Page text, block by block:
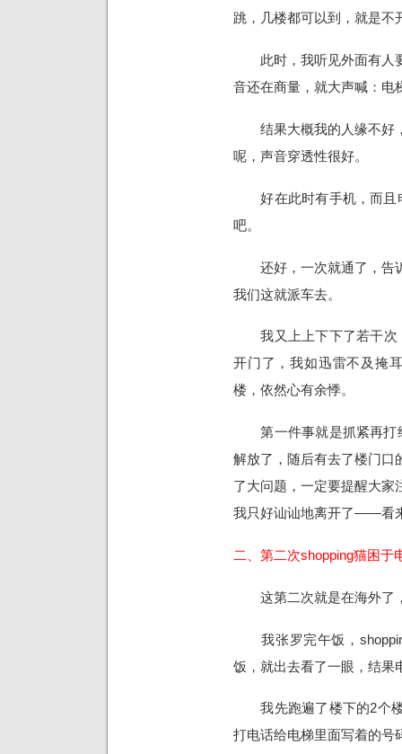
跳，几楼都可以到，就是不
此时，我听见外面有人
音还在商量，就大声喊：电
结果大概我的人缘不好
呢，声音穿透性很好。
好在此时有手机，而且
吧。
还好，一次就通了，告
我们这就派车去。
我又上上下下了若干次
开门了，我如迅雷不及掩
楼，依然心有余悸。
第一件事就是抓紧再打
解放了，随后有去了楼门口
了大问题，一定要提醒大家
我只好讪讪地离开了——看
二、第二次shopping猫困于
这第二次就是在海外了
我张罗完午饭，
饭，就出去看了一眼，结果
我先跑遍了楼下的2个楼
打电话给电梯里面写着的号